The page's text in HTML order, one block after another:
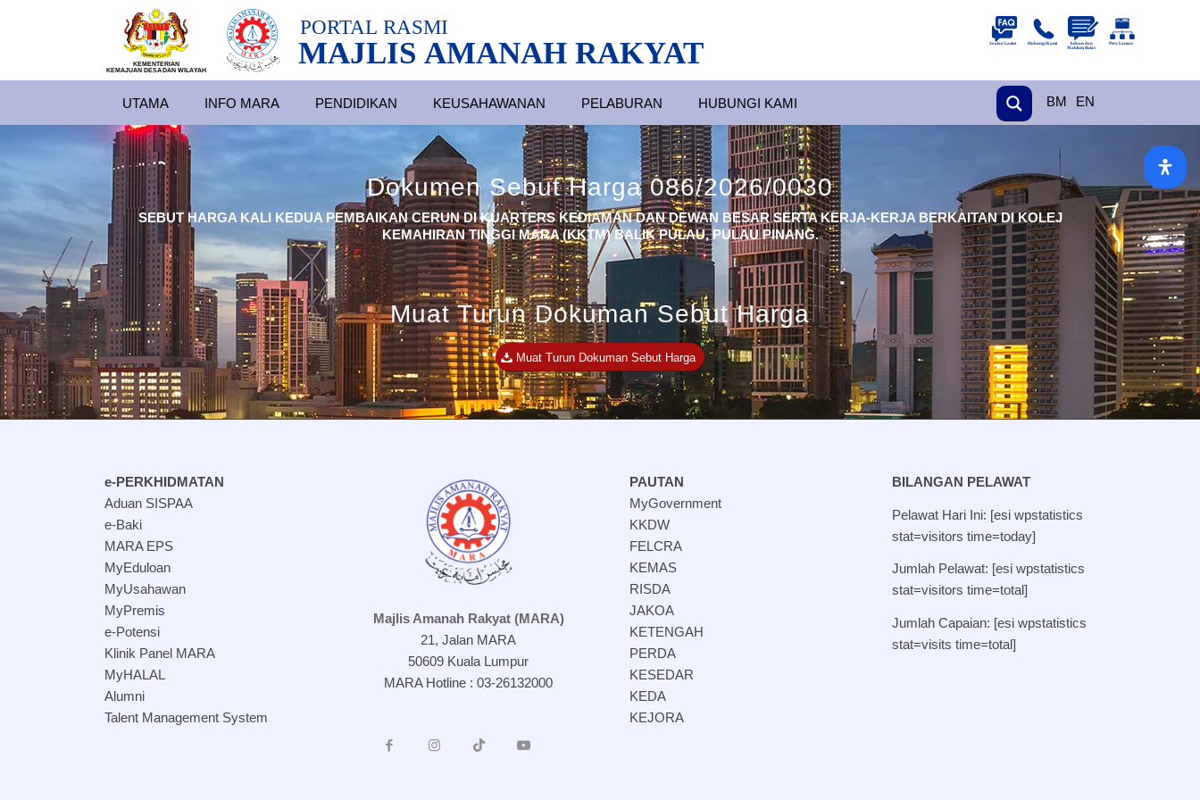
BM EN
MAJLIS AMANAH RAKYAT
PORTAL RASMI
KEMENTERIAN
KEMAJUAN DESA DAN WILA YAH
UTAMA INFO MARA PENDIDIKAN KEUSAHAWANAN PELABURAN HUBUNGI KAMI
Dokumen Sebut Harga 086/2026/0030
SEBUT HARGA KALI KEDUA PEMBAIKAN CERUN DI KUARTERS KEDIAMAN DAN DEWAN BESAR SERTA KERJA-KERJA BERKAITAN DI KOLEJ
KEMAHIRAN TINGGI MARA (KKTM) BALIK PULAU, PULAU PINANG.
Muat Turun Dokuman Sebut Harga
Muat Turun Dokuman Sebut Harga
e-PERKHIDMATAN
Aduan SISPAA
e-Baki
MARA EPS
MyEduloan
MyUsahawan
MyPremis
e-Potensi
Klinik Panel MARA
MyHALAL
Alumni
Talent Management System
Majlis Amanah Rakyat (MARA)
21, Jalan MARA
50609 Kuala Lumpur
MARA Hotline : 03-26132000
PAUTAN
MyGovernment
KKDW
FELCRA
KEMAS
RISDA
JAKOA
KETENGAH
PERDA
KESEDAR
KEDA
KEJORA
BILANGAN PELAWAT
Pelawat Hari Ini: [esi wpstatistics
stat=visitors time=today]
Jumlah Pelawat: [esi wpstatistics
stat=visitors time=total]
Jumlah Capaian: [esi wpstatistics
stat=visits time=total]